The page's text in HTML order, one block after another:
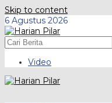
Skip to content
6 Agustus 2026
Video